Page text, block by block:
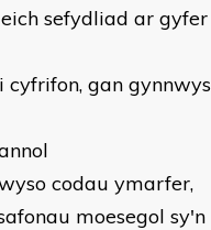
sefydliad ar gyfer
gan gynnwys
codau ymarfer,
moesegol sy'n